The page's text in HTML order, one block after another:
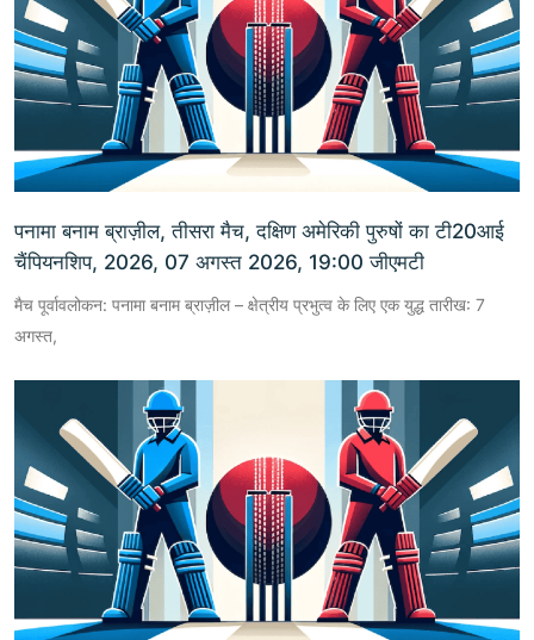
पनामा बनाम ब्राज़ील, तीसरा मैच, दक्षिण अमेरिकी पुरुषों का टी20आई
चैंपियनशिप, 2026, 07 अगस्त 2026, 19:00 जीएमटी
मैच पूर्वावलोकन: पनामा बनाम ब्राज़ील – क्षेत्रीय प्रभुत्व के लिए एक युद्ध तारीख: 7
अगस्त,